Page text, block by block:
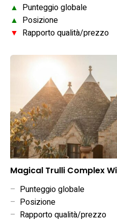
▲ Punteggio globale
▲ Posizione
▼ Rapporto qualità/prezzo
Magical Trulli Complex
– Punteggio globale
– Posizione
– Rapporto qualità/prezzo